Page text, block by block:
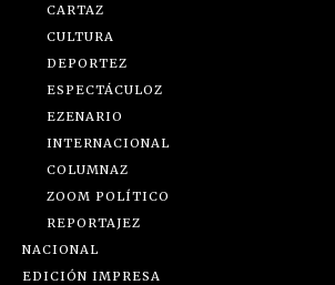
CARTAZ
CULTURA
DEPORTEZ
ESPECTÁCULOZ
EZENARIO
INTERNACIONAL
COLUMNAZ
ZOOM POLÍTICO
REPORTAJEZ
NACIONAL
EDICIÓN IMPRESA